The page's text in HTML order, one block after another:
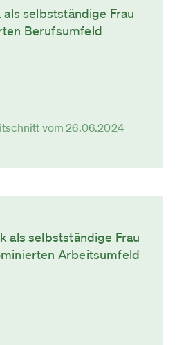
selbstständige Frau
Berufsumfeld
vom 26.06.2024
als selbstständige Frau
Arbeitsumfeld